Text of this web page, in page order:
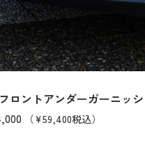
ロントアンダーガーニッシ
（¥59,400税込）